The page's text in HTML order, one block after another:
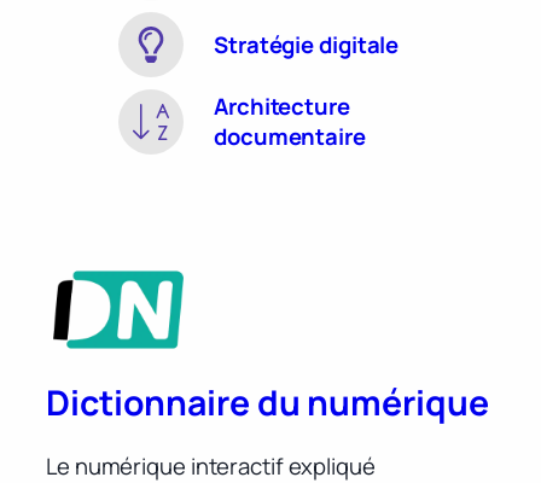
Stratégie digitale
Architecture
documentaire
Dictionnaire du numérique
Le numérique interactif expliqué